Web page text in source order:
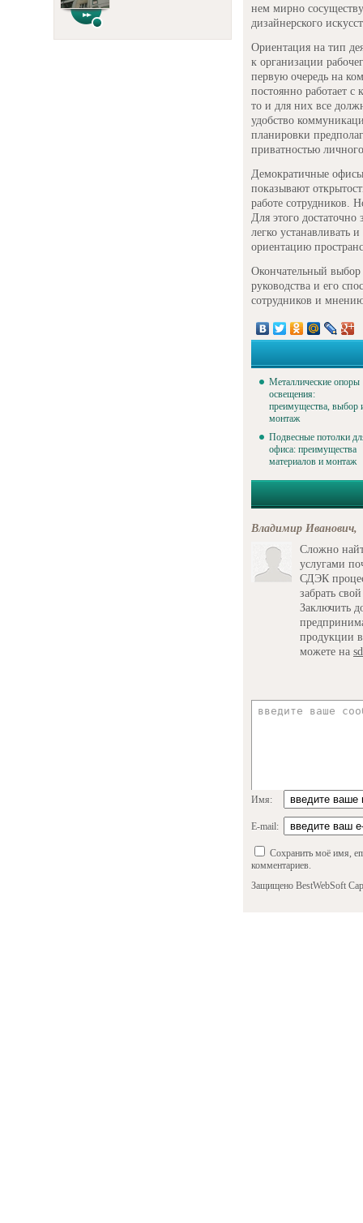
нем мирно
дизайнерского
Ориентация на тип
к организации
первую очередь на
постоянно работает
то и для них все
удобство
планировки
приватностью
Демократичные
показывают
работе сотрудников.
Для этого
легко устанавливать
ориентацию
Окончательный
руководства и его
сотрудников и
Металлические опоры
освещения:
преимущества, выбор
монтаж
Подвесные потолки
офиса: преимущества
материалов и монтаж
Владимир Иванович,
Сложно
услугами
СДЭК
забрать
Заключить
продукции
можете на
Имя:
E-mail:
Сохранить моё имя,
комментариев.
Защищено BestWebSoft